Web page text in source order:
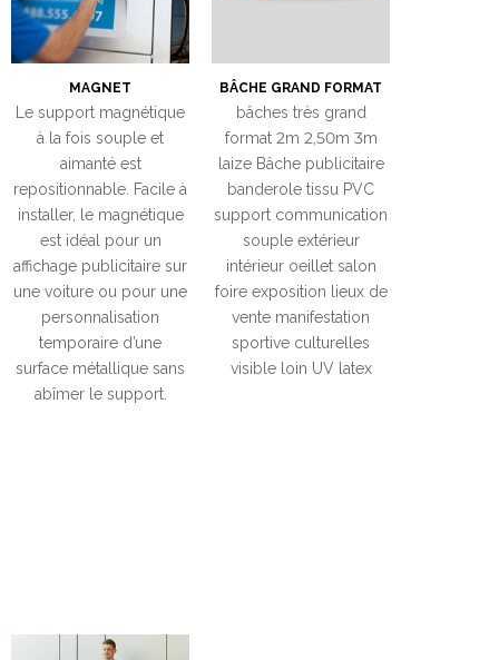
MAGNET
Le support magnétique
à la fois souple et
aimanté est
repositionnable. Facile à
installer, le magnétique
est idéal pour un
affichage publicitaire sur
une voiture ou pour une
personnalisation
temporaire d’une
surface métallique sans
abîmer le support.
BÂCHE GRAND FORMAT
bâches très grand
format 2m 2,50m 3m
laize Bâche publicitaire
banderole tissu PVC
support communication
souple extérieur
intérieur oeillet salon
foire exposition lieux de
vente manifestation
sportive culturelles
visible loin UV latex